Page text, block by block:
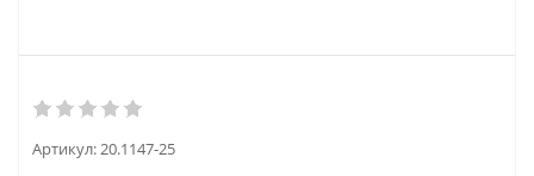
Артикул:20.1147-25